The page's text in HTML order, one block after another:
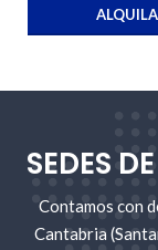
SEDES
Contamos con
Cantabria